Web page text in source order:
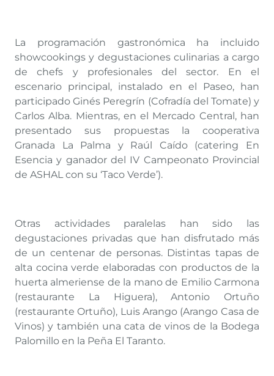
La programación gastronómica ha incluido
showcookings y degustaciones culinarias a cargo
de chefs y profesionales del sector. En el
escenario principal, instalado en el Paseo, han
participado Ginés Peregrín (Cofradía del Tomate) y
Carlos Alba. Mientras, en el Mercado Central, han
presentado sus propuestas la cooperativa
Granada La Palma y Raúl Caído (catering En
Esencia y ganador del IV Campeonato Provincial
de ASHAL con su ‘Taco Verde’).
Otras actividades paralelas han sido las
degustaciones privadas que han disfrutado más
de un centenar de personas. Distintas tapas de
alta cocina verde elaboradas con productos de la
huerta almeriense de la mano de Emilio Carmona
(restaurante La Higuera), Antonio Ortuño
(restaurante Ortuño), Luis Arango (Arango Casa de
Vinos) y también una cata de vinos de la Bodega
Palomillo en la Peña El Taranto.